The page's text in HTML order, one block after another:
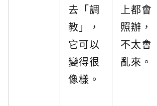
去「調
教」，
它可以
變得很
像樣。
上都會
照辦，
不太會
亂來。